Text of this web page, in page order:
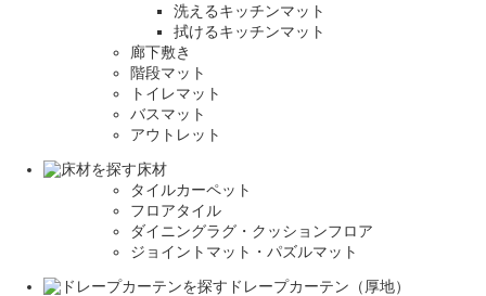
洗えるキッチンマット
拭けるキッチンマット
廊下敷き
階段マット
トイレマット
バスマット
アウトレット
床材
タイルカーペット
フロアタイル
ダイニングラグ・クッションフロア
ジョイントマット・パズルマット
ドレープカーテン（厚地）